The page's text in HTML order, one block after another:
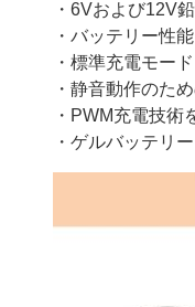
・6Vおよび12V
・バッテリー性
・標準充電モー
・静音動作のた
・PWM充電技術
・ゲルバッテリ